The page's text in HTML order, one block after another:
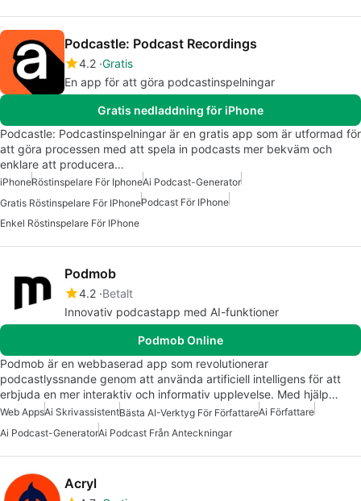
Podcastle: Podcast Recordings
4.2 Gratis
En app för att göra podcastinspelningar
Gratis nedladdning för iPhone
Podcastle: Podcastinspelningar är en gratis app som är utformad för
att göra processen med att spela in podcasts mer bekväm och
enklare att producera…
iPhoneRöstinspelare För IphoneAi Podcast-Generator
Gratis Röstinspelare För IPhonePodcast För IPhone
Enkel Röstinspelare För IPhone
Podmob
4.2 Betalt
Innovativ podcastapp med AI-funktioner
Podmob Online
Podmob är en webbaserad app som revolutionerar
podcastlyssnande genom att använda artificiell intelligens för att
erbjuda en mer interaktiv och informativ upplevelse. Med hjälp…
Web AppsAi SkrivassistentBästa AI-Verktyg För FörfattareAi Författare
Ai Podcast-GeneratorAi Podcast Från Anteckningar
Acryl